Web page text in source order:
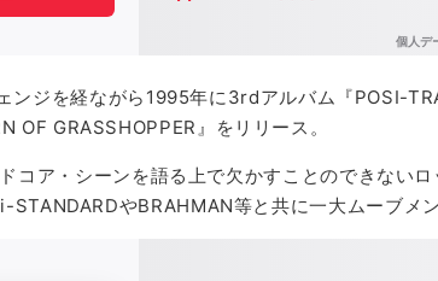
ンジを経ながら1995年に3rdアルバム『POSI-
OF GRASSHOPPER』をリリース。
コア・シーンを語る上で欠かすことのできない
やBRAHMAN等と共に一大ムーブメ